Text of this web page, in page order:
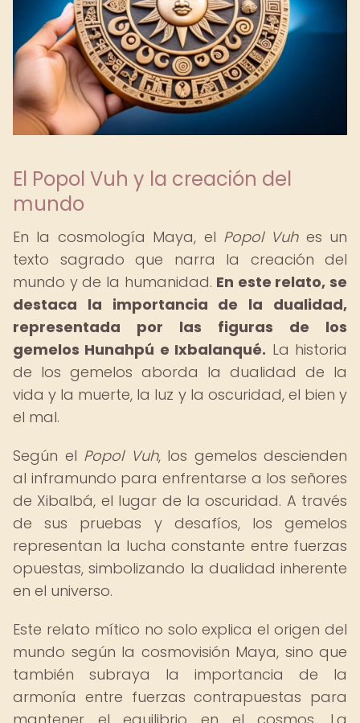
El Popol Vuh y la creación del
mundo
En la cosmología Maya, el Popol Vuhes un
texto sagrado que narra la creación del
mundo y de la humanidad. En este relato, se
destaca la importancia de la dualidad,
representada por las figuras de los
gemelos Hunahpú e Ixbalanqué. La historia
de los gemelos aborda la dualidad de la
vida y la muerte, la luz y la oscuridad, el bien y
el mal.
Según el Popol Vuh, los gemelos descienden
al inframundo para enfrentarse a los señores
de Xibalbá, el lugar de la oscuridad. A través
de sus pruebas y desafíos, los gemelos
representan la lucha constante entre fuerzas
opuestas, simbolizando la dualidad inherente
en el universo.
Este relato mítico no solo explica el origen del
mundo según la cosmovisión Maya, sino que
también subraya la importancia de la
armonía entre fuerzas contrapuestas para